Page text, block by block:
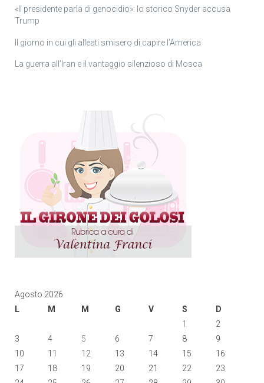
«Il presidente parla di genocidio»: lo storico Snyder accusa
Trump
Il giorno in cui gli alleati smisero di capire l’America
La guerra all’Iran e il vantaggio silenzioso di Mosca
Agosto 2026
L
M M G V S
D
1
2
3
4 5 6 7 8
9
10
11 12 13 14 15
16
17
18 19 20 21 22
23